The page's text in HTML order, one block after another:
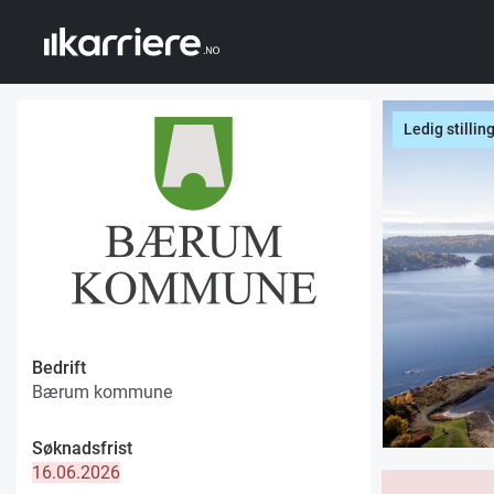
Bedrift
Bærum kommune
Søknadsfrist
16.06.2026
Ledig stilling